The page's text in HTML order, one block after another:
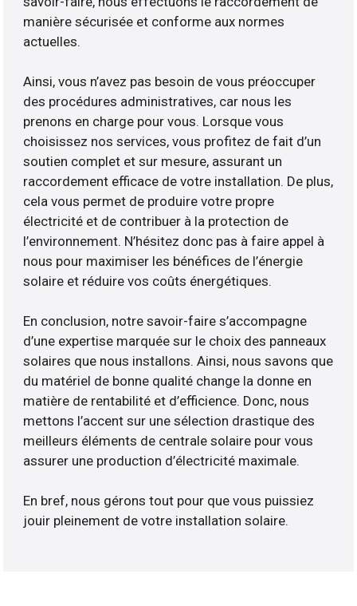
manière sécurisée et conforme aux normes
actuelles.
Ainsi, vous n’avez pas besoin de vous préoccuper
des procédures administratives, car nous les
prenons en charge pour vous. Lorsque vous
choisissez nos services, vous profitez de fait d’un
soutien complet et sur mesure, assurant un
raccordement efficace de votre installation. De plus,
cela vous permet de produire votre propre
électricité et de contribuer à la protection de
l’environnement. N’hésitez donc pas à faire appel à
nous pour maximiser les bénéfices de l’énergie
solaire et réduire vos coûts énergétiques.
En conclusion, notre savoir-faire s’accompagne
d’une expertise marquée sur le choix des panneaux
solaires que nous installons. Ainsi, nous savons que
du matériel de bonne qualité change la donne en
matière de rentabilité et d’efficience. Donc, nous
mettons l’accent sur une sélection drastique des
meilleurs éléments de centrale solaire pour vous
assurer une production d’électricité maximale.
En bref, nous gérons tout pour que vous puissiez
jouir pleinement de votre installation solaire.